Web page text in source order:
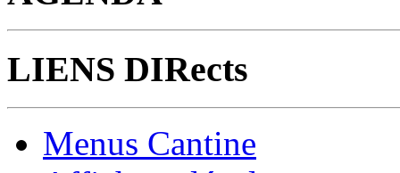
LIENS DIRects
Menus Cantine